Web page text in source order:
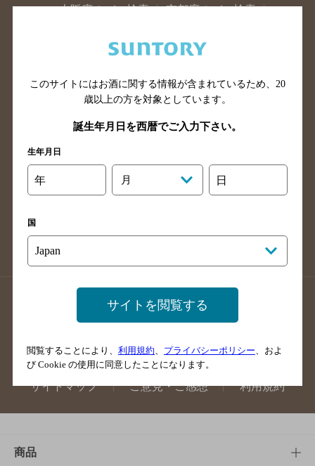
大阪府のバー検索
京都府のバー検索
滋賀県のバー検索
和歌山県のバー検索
山口県のバー検索
鳥取県のバー検索
島根県のバー検索
徳島県のバー検索
高知県のバー検索
福岡県のバー検索
長崎県のバー検索
佐賀県のバー検索
店舗登録方法のご案内
店舗情報更新方法のご案内
掲載店舗様ログイン
サイトマップ ご意見・ご感想 利用規約
商品
このサイトにはお酒に関する情報が含まれているため、 20
歳以上の方を対象としています。
誕生年月日を西暦でご入力下さい。
生年月日
年 月 日
国
サイトを閲覧する
閲覧することにより、 利用規約 プライバシーポリシー 、およ
び Cookie の使用に同意したことになります。